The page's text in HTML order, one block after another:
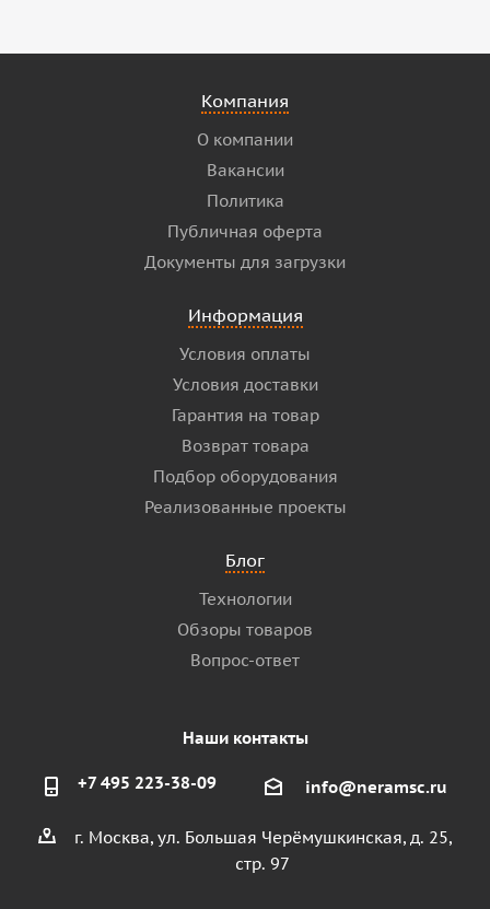
Компания
О компании
Вакансии
Политика
Публичная оферта
Документы для загрузки
Информация
Условия оплаты
Условия доставки
Гарантия на товар
Возврат товара
Подбор оборудования
Реализованные проекты
Блог
Технологии
Обзоры товаров
Вопрос-ответ
Наши контакты
+7 495 223-38-09 info@neramsc.ru
г. Москва, ул. Большая Черёмушкинская, д. 25,
стр. 97